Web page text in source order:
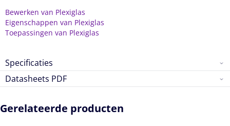
Bewerken van Plexiglas
Eigenschappen van Plexiglas
Toepassingen van Plexiglas
Specificaties
Datasheets PDF
Gerelateerde producten